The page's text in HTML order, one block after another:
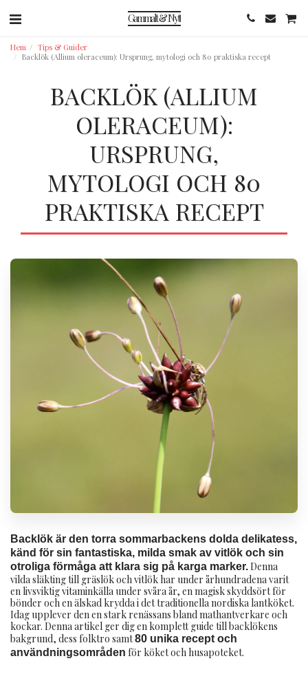
Gammalt & Nytt
Hem
Tips & Guider
Backlök (Allium oleraceum): Ursprung, mytologi och 80 praktiska recept
BACKLÖK (ALLIUM
OLERACEUM):
URSPRUNG,
MYTOLOGI OCH 80
PRAKTISKA RECEPT
Backlök är den torra sommarbackens dolda delikatess,
känd för sin fantastiska, milda smak av vitlök och sin
otroliga förmåga att klara sig på karga marker.Denna
vilda släkting till gräslök och vitlök har under århundradena varit
en livsviktig vitaminkälla under svåra år, en magisk skyddsört för
bönder och en älskad krydda i det traditionella nordiska lantköket.
Idag upplever den en stark renässans bland mathantverkare och
kockar. Denna artikel ger dig en komplett guide till backlökens
bakgrund, dess folktro samt80 unika recept och
användningsområden för köket och husapoteket.